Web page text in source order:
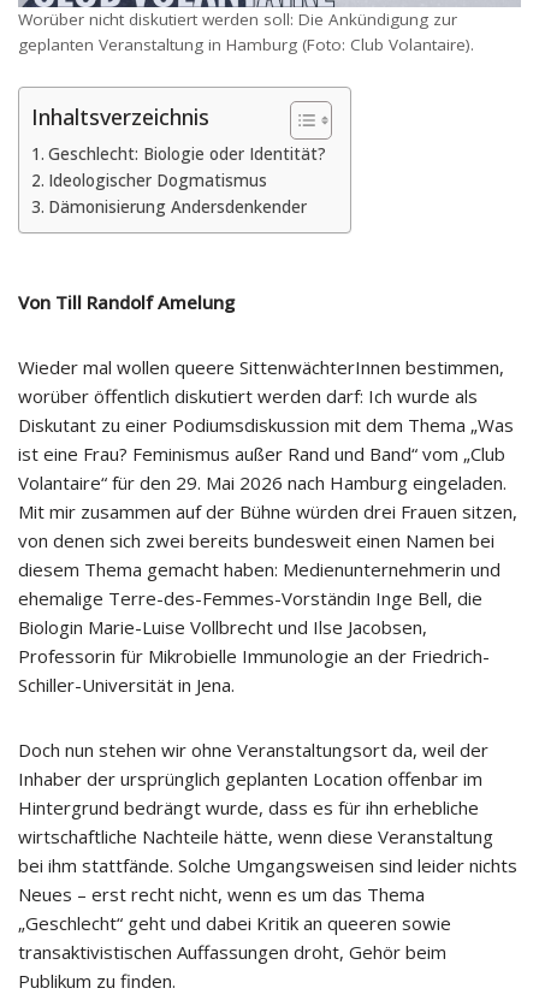
Worüber nicht diskutiert werden soll: Die Ankündigung zur
geplanten Veranstaltung in Hamburg (Foto: Club Volantaire).
Inhaltsverzeichnis
Geschlecht: Biologie oder Identität?
Ideologischer Dogmatismus
Dämonisierung Andersdenkender
Von Till Randolf Amelung
Wieder mal wollen queere SittenwächterInnen bestimmen,
worüber öffentlich diskutiert werden darf: Ich wurde als
Diskutant zu einer Podiumsdiskussion mit dem Thema „Was
ist eine Frau? Feminismus außer Rand und Band“ vom „Club
Volantaire“ für den 29. Mai 2026 nach Hamburg eingeladen.
Mit mir zusammen auf der Bühne würden drei Frauen sitzen,
von denen sich zwei bereits bundesweit einen Namen bei
diesem Thema gemacht haben: Medienunternehmerin und
ehemalige Terre-des-Femmes-Vorständin Inge Bell, die
Biologin Marie-Luise Vollbrecht und Ilse Jacobsen,
Professorin für Mikrobielle Immunologie an der Friedrich-
Schiller-Universität in Jena.
Doch nun stehen wir ohne Veranstaltungsort da, weil der
Inhaber der ursprünglich geplanten Location offenbar im
Hintergrund bedrängt wurde, dass es für ihn erhebliche
wirtschaftliche Nachteile hätte, wenn diese Veranstaltung
bei ihm stattfände. Solche Umgangsweisen sind leider nichts
Neues – erst recht nicht, wenn es um das Thema
„Geschlecht“ geht und dabei Kritik an queeren sowie
transaktivistischen Auffassungen droht, Gehör beim
Publikum zu finden.